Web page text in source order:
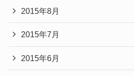
2015年8月
2015年7月
2015年6月